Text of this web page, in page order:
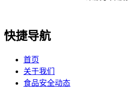
快捷导航
首页
关于我们
食品安全动态